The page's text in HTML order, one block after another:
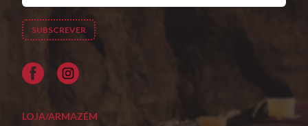
Facebook
LOJA/ARMAZÉM